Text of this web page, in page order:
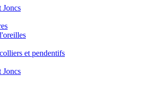
Joncs
et pendentifs
Joncs